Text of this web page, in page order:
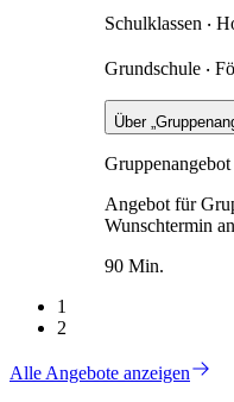
Schulklassen ‧
Grundschule ‧
Über
Gruppenangebot
Angebot für
Wunschtermin
90 Min.
1
2
Alle Angebote anzeigen